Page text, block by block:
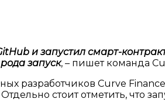
и запустил смарт-
запуск, – пишет команда
разработчиков Curve
стоит отметить, что